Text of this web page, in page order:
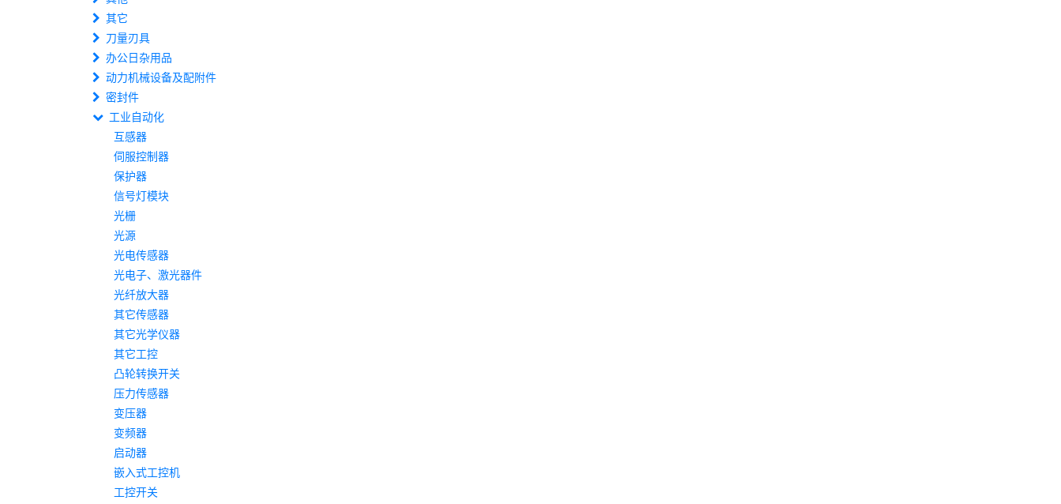
其它
刀量刃具
办公日杂用品
动力机械设备及配附件
密封件
工业自动化
互感器
伺服控制器
保护器
信号灯模块
光栅
光源
光电传感器
光电子、激光器件
光纤放大器
其它传感器
其它光学仪器
其它工控
凸轮转换开关
压力传感器
变压器
变频器
启动器
嵌入式工控机
工控开关